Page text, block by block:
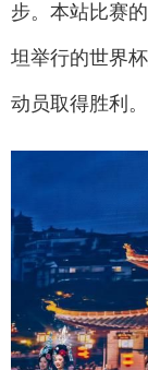
步。本站比赛
坦举行的世界
动员取得胜利。